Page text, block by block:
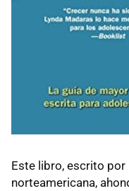
Este libro, escrito
norteamericana,